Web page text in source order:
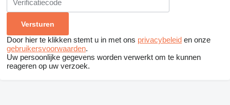
Door hier te klikken stemt u in met ons privacybeleid en onze
gebruikersvoorwaarden.
Uw persoonlijke gegevens worden verwerkt om te kunnen
reageren op uw verzoek.